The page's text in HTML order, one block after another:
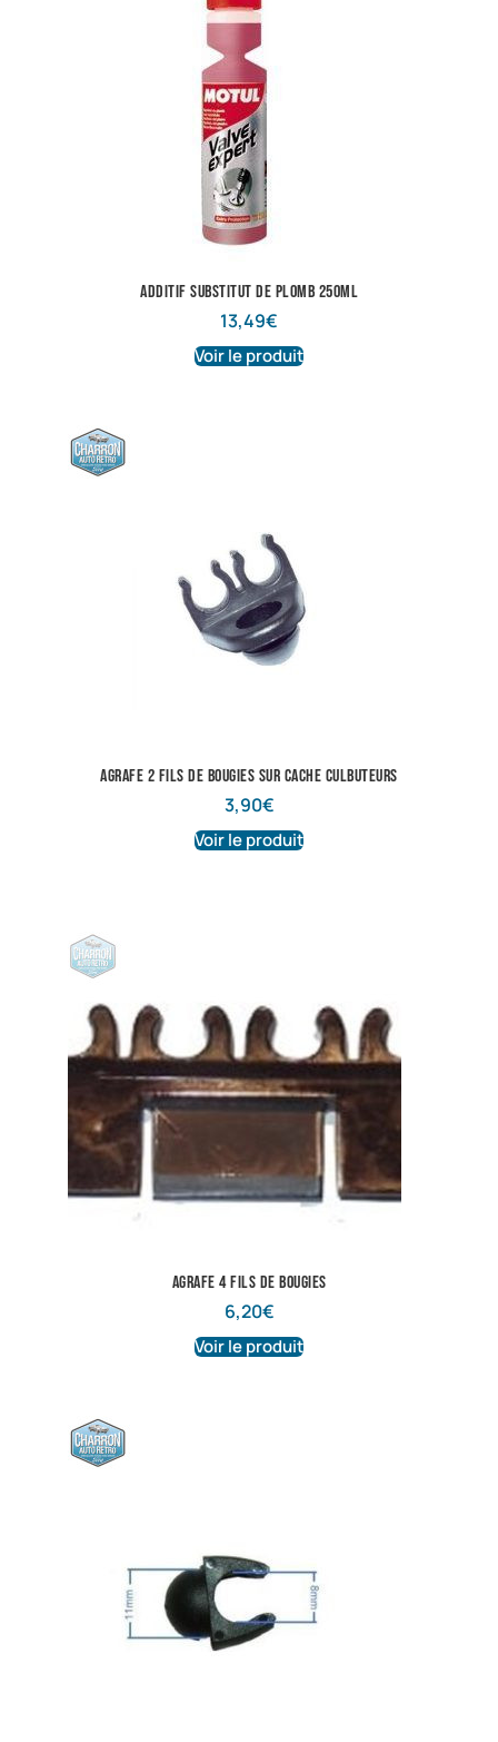
additif substitut de plomb 250ML
13,49€
Voir le produit
Agrafe 2 fils de bougies sur cache culbuteurs
3,90€
Voir le produit
Agrafe 4 fils de bougies
6,20€
Voir le produit